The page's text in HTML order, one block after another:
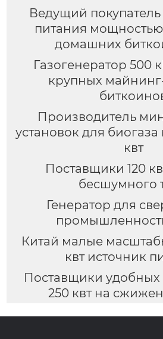
Ведущий
питания мощностью
домашних
Газогенератор 500
крупных
Производитель
установок для
квт
Поставщики 120
бесшумного
Генератор для
Китай малые
квт источник
Поставщики удобных
250 квт на